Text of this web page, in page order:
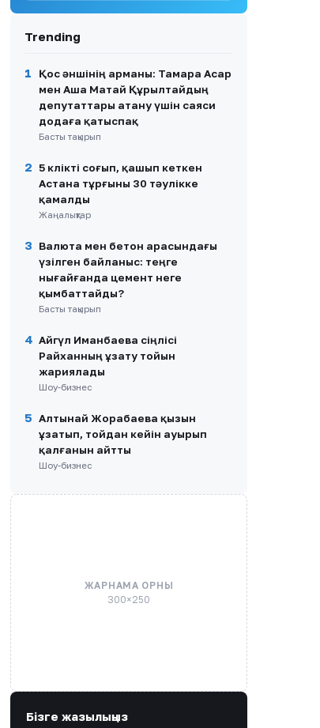
жаңа футбол стадионының
оқушыға шабуылы бойынша
сот басталды
10
Алматыдан Үндістанның 35
азаматы елден шығарылды
Trending
1
Қос әншінің арманы: Тамара Асар
мен Аша Матай Құрылтайдың
депутаттары атану үшін саяси
додаға қатыспақ
Басты тақырып
2
5 көлікті соғып, қашып кеткен
Астана тұрғыны 30 тәулікке
қамалды
Жаңалықтар
3
Валюта мен бетон арасындағы
үзілген байланыс: теңге
нығайғанда цемент неге
қымбаттайды?
Басты тақырып
4 Айгүл Иманбаева сіңлісі
Райханның ұзату тойын
жариялады
Шоу-бизнес
5 Алтынай Жорабаева қызын
ұзатып, тойдан кейін ауырып
қалғанын айтты
Шоу-бизнес
ЖАРНАМА ОРНЫ
300×250
Бізге жазылыңыз